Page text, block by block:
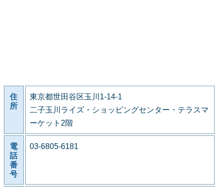
住
所
東京都世田谷区玉川1-14-1
二子玉川ライズ・ショッピングセンター・テラスマ
ーケット2階
電
話
番
号
03-6805-6181